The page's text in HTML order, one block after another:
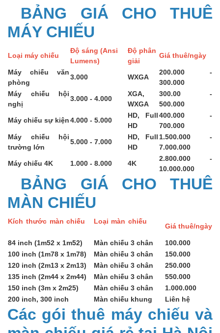
BẢNG GIÁ CHO THUÊ
MÁY CHIẾU
Loại máy chiếu
Độ sáng (Ansi
Lumens)
Độ phân
giải
Giá thuê/ngày
Máy chiếu văn
phòng
3.000 WXGA
200.000 -
300.000
Máy chiếu hội
nghị
3.000 - 4.000
XGA,
WXGA
300.00 -
500.000
Máy chiếu sự kiện4.000 - 5.000
HD, Full
HD
400.000 -
700.000
Máy chiếu hội
trường lớn
5.000 - 7.000
HD, Full
HD
1.500.000 -
7.000.000
Máy chiếu 4K
1.000 - 8.000 4K
2.800.000 -
10.000.000
BẢNG GIÁ CHO THUÊ
MÀN CHIẾU
Kích thước màn chiếu Loại màn chiếu
Giá thuê/ngày
84 inch (1m52 x 1m52)
Màn chiếu 3 chân
100.000
100 inch (1m78 x 1m78)
Màn chiếu 3 chân
150.000
120 inch (2m13 x 2m13)
Màn chiếu 3 chân
250.000
135 inch (2m44 x 2m44)
Màn chiếu 3 chân
550.000
150 inch (3m x 2m25)
Màn chiếu 3 chân
1.000.000
200 inch, 300 inch
Màn chiếu khung Liên hệ
Các gói thuê máy chiếu và